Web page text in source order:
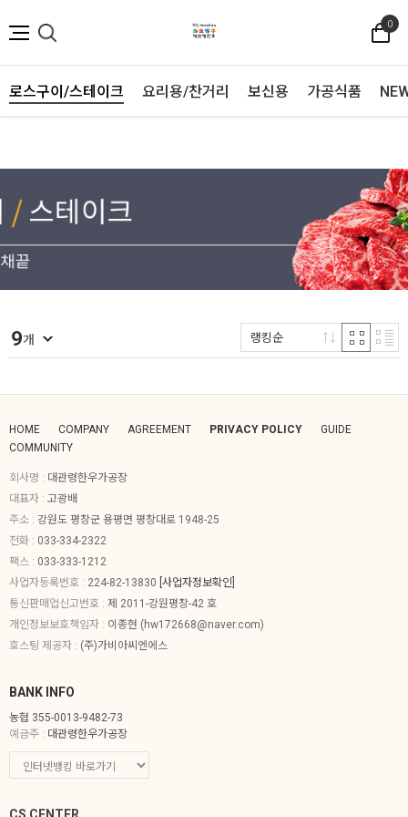
0
로스구이/스테이크 요리용/찬거리 보신용 가공식품
9개 랭킹순
HOME COMPANY AGREEMENT PRIVACY POLICY
GUIDE
COMMUNITY
회사명 : 대관령한우가공장
대표자 : 고광배
주소 : 강원도 평창군 용평면 평창대로 1948-25
전화 : 033-334-2322
팩스 : 033-333-1212
사업자등록번호 : 224-82-13830 [사업자정보확인]
통신판매업신고번호 : 제 2011-강원평창-42 호
개인정보보호책임자 : 이종현 ( hw172668@naver.com)
호스팅 제공자 : (주)가비아씨엔에스
BANK INFO
농협 355-0013-9482-73
예금주 : 대관령한우가공장